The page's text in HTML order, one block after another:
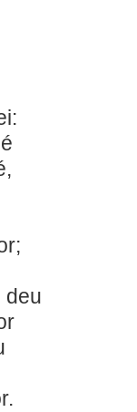
vos
foi
deu